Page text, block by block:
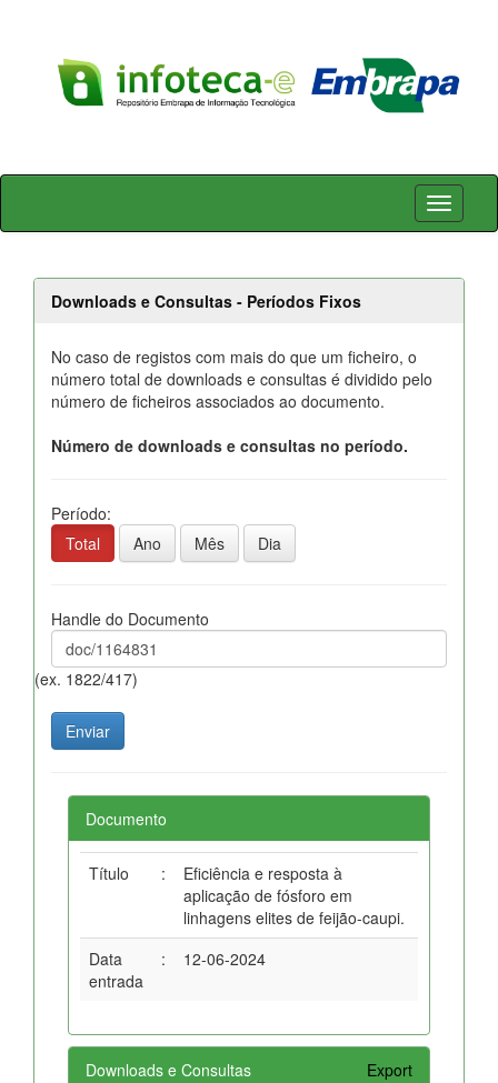
Skip
Downloads e Consultas - Períodos Fixos
No caso de registos com mais do que um ficheiro, o
número total de downloads e consultas é dividido pelo
número de ficheiros associados ao documento.
Número de downloads e consultas no período.
Período:
Total
Ano Mês Dia
Handle do Documento
(ex. 1822/417)
Documento
Título :
Eficiência e resposta à
aplicação de fósforo em
linhagens elites de feijão-caupi.
Data
entrada
: 12-06-2024
Downloads e Consultas Export